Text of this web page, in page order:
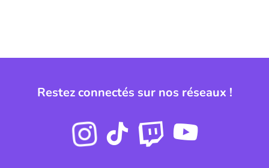
Restez connectés sur nos réseaux !
Instagram
Tiktok
TwitchYoutube